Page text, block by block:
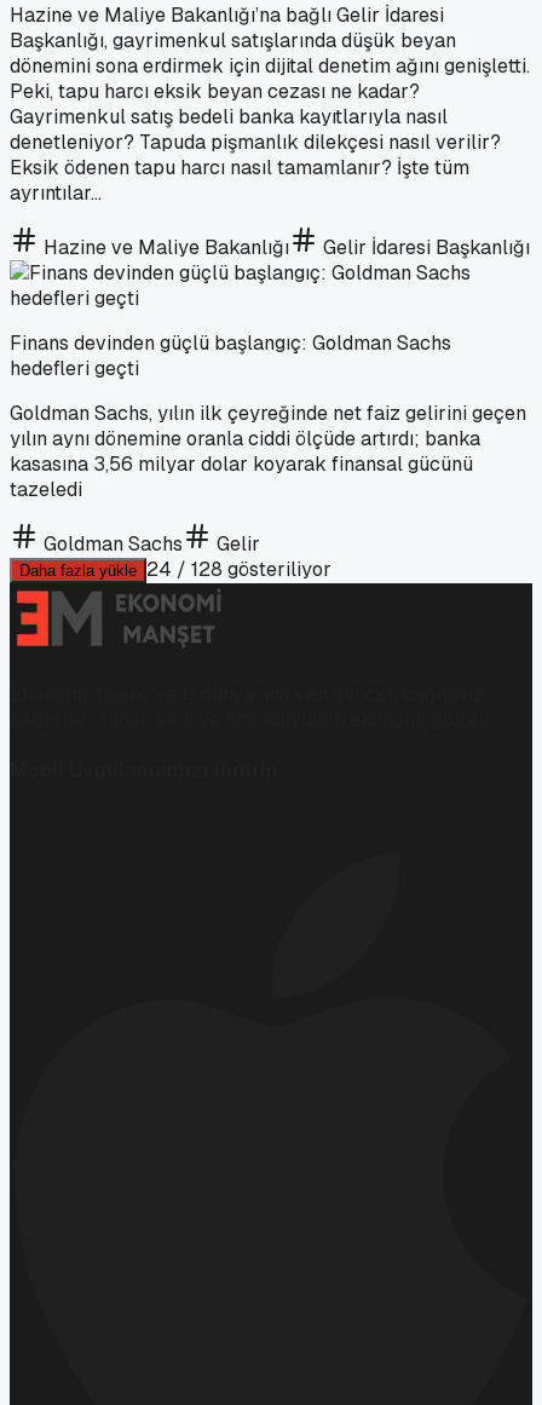
Hazine ve Maliye Bakanlığı’na bağlı Gelir İdaresi
Başkanlığı, gayrimenkul satışlarında düşük beyan
dönemini sona erdirmek için dijital denetim ağını genişletti.
Peki, tapu harcı eksik beyan cezası ne kadar?
Gayrimenkul satış bedeli banka kayıtlarıyla nasıl
denetleniyor? Tapuda pişmanlık dilekçesi nasıl verilir?
Eksik ödenen tapu harcı nasıl tamamlanır? İşte tüm
ayrıntılar...
Hazine ve Maliye Bakanlığı Gelir İdaresi Başkanlığı
Finans devinden güçlü başlangıç: Goldman Sachs
hedefleri geçti
Goldman Sachs, yılın ilk çeyreğinde net faiz gelirini geçen
yılın aynı dönemine oranla ciddi ölçüde artırdı; banka
kasasına 3,56 milyar dolar koyarak finansal gücünü
tazeledi
Goldman Sachs Gelir
Daha fazla yükle 24 / 128 gösteriliyor